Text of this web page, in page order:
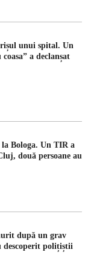
unui spital. Un
a declanșat
Bologa. Un TIR a
două persoane au
după un grav
descoperit polițiștii